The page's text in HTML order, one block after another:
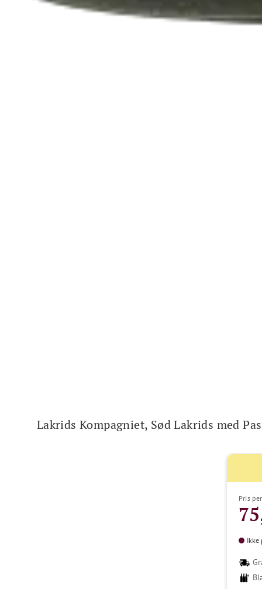
Lakrids Kompagniet, Sød Lakrids med
Pris
Ikke